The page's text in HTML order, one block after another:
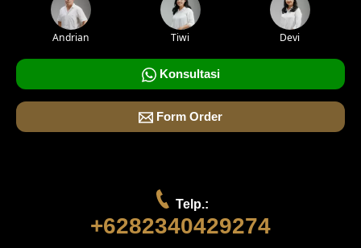
Andrian Tiwi Devi
Konsultasi
Form Order
Telp.:
+6282340429274